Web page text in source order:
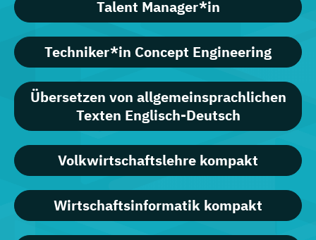
Talent Manager*in
Techniker*in Concept Engineering
Übersetzen von allgemeinsprachlichen
Texten Englisch-Deutsch
Volkwirtschaftslehre kompakt
Wirtschaftsinformatik kompakt